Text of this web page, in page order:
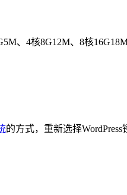
、4核8G12M、8核
的方式，重新选择WordPress